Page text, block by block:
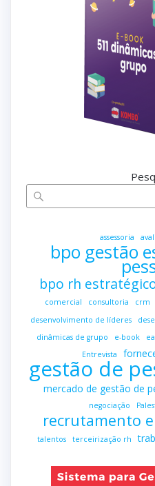
assessoria
bpo gestão
bpo rh
comercial
consultoria crm
desenvolvimento de líderes
dinâmicas de grupo e-book
Entrevista
gestão de
mercado de gestão de
negociação
recrutamento e
talentos
terceirização rh